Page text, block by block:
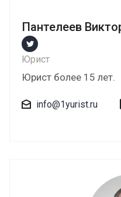
Пантелеев
Юрист
Юрист более 15 лет.
info@1yurist.ru